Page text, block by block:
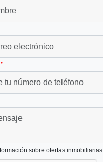
*
sobre ofertas inmobiliarias